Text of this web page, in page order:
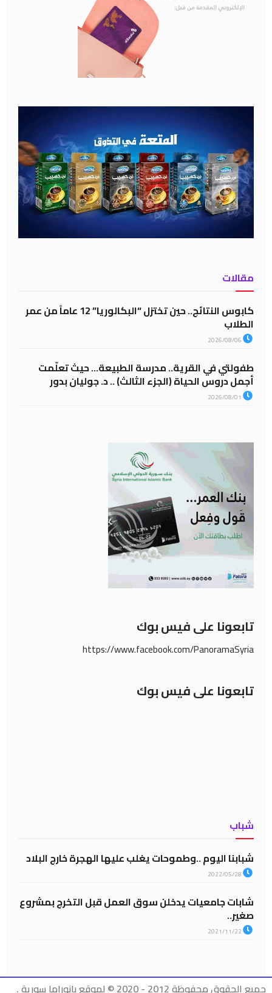
مقالات
كابوس النتائج.. حين تختزل “البكالوريا” 12 عاماً من عمر
الطلاب
طفولتي في القرية.. مدرسة الطبيعة… حيث تعلّمت
أجمل دروس الحياة (الجزء الثالث) .. د. جوليان بدور
تابعونا على فيس بوك
https://www.facebook.com/PanoramaSyria
تابعونا على فيس بوك
شباب
شبابنا اليوم ..وطموحات يغلب عليها الهجرة خارج البلاد
شابات جامعيات يدخلن سوق العمل قبل التخرج بمشروع
صغير..
جميع الحقوق محفوظة 2012 - 2020 © لموقع بانوراما سورية .